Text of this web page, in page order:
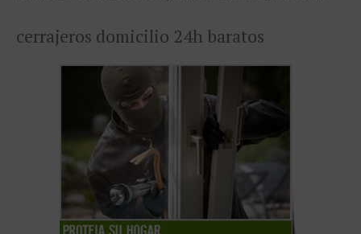
cerrajeros domicilio 24h baratos